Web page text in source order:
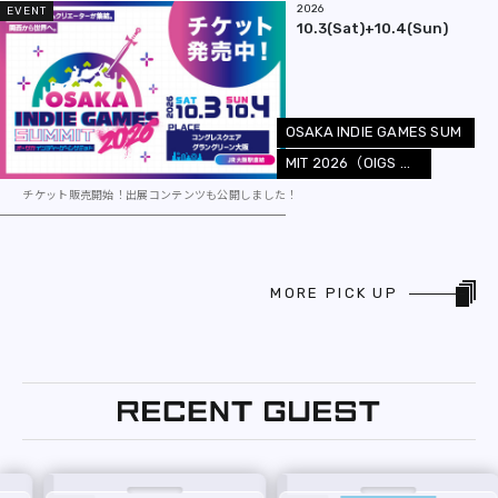
EVENT 2026
10.3(Sat)+10.4(Sun)
OSAKA INDIE GAMES SUM
MIT 2026 （OIGS ...
チケット販売開始！出展コンテンツも公開しました！
MORE PICK UP